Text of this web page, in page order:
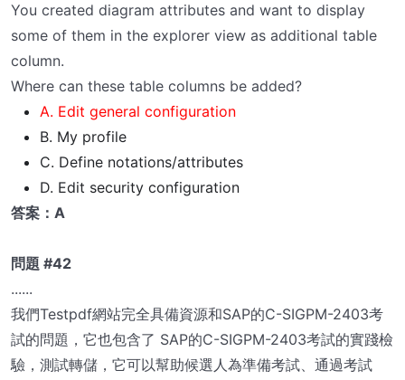
You created diagram attributes and want to display
some of them in the explorer view as additional table
column.
Where can these table columns be added?
A. Edit general configuration
B. My profile
C. Define notations/attributes
D. Edit security configuration
答案：A
問題 #42
......
我們Testpdf網站完全具備資源和SAP的C-SIGPM-2403考
試的問題，它也包含了 SAP的C-SIGPM-2403考試的實踐檢
驗，測試轉儲，它可以幫助候選人為準備考試、通過考試